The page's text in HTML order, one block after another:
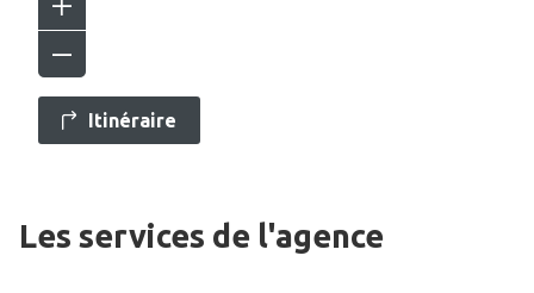
Itinéraire
Les services de l'agence